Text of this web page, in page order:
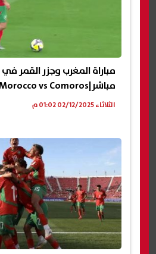
مباراة المغرب وجزر القمر
مباشر|Morocco vs Comoros
الثلاثاء 02/12/2025 01:02 م